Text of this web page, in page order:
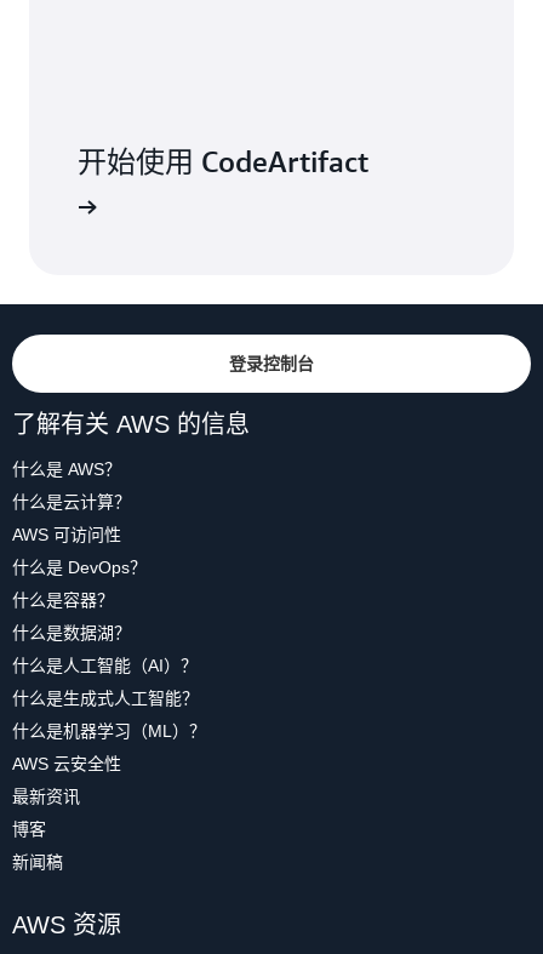
开始使用 CodeArtifact
登录控制台
了解有关 AWS 的信息
什么是 AWS？
什么是云计算？
AWS 可访问性
什么是 DevOps？
什么是容器？
什么是数据湖？
什么是人工智能（AI）？
什么是生成式人工智能？
什么是机器学习（ML）？
AWS 云安全性
最新资讯
博客
新闻稿
AWS 资源